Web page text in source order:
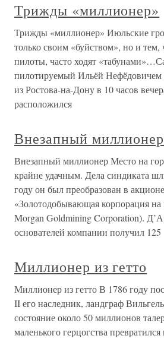
Трижды «миллионер»
Трижды «миллионер» Июльские
только своим «буйством», но и тем,
пилоты, часто ходят
пилотируемый Ильёй
из Ростова-на-Дону в 10 часов
расположился
Внезапный миллионер
Внезапный миллионер Место на
крайне удачным. Дела синдиката
году он был преобразован в
«Золотодобывающая корпорация
Morgan Goldmining Corporation).
основателей компании получил 125
Миллионер из гетто
Миллионер из гетто В 1786 году
II его наследник, ландграф
состояние около 50 миллионов
маленького герцогства